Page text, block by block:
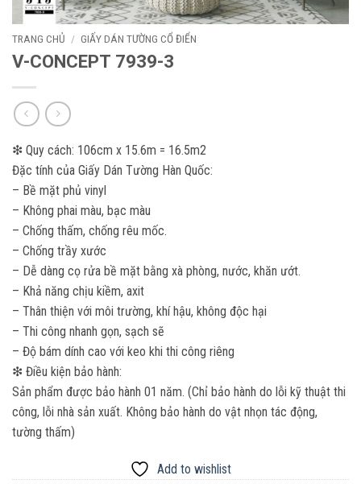
TRANG CHỦ / GIẤY DÁN TƯỜNG CỔ ĐIỂN
V-CONCEPT 7939-3
❇ Quy cách: 106cm x 15.6m = 16.5m2
Đặc tính của Giấy Dán Tường Hàn Quốc:
– Bề mặt phủ vinyl
– Không phai màu, bạc màu
– Chống thấm, chống rêu mốc.
– Chống trầy xước
– Dễ dàng cọ rửa bề mặt bằng xà phòng, nước, khăn ướt.
– Khả năng chịu kiềm, axit
– Thân thiện với môi trường, khí hậu, không độc hại
– Thi công nhanh gọn, sạch sẽ
– Độ bám dính cao với keo khi thi công riêng
❇ Điều kiện bảo hành:
Sản phẩm được bảo hành 01 năm. (Chỉ bảo hành do lỗi kỹ thuật thi
công, lỗi nhà sản xuất. Không bảo hành do vật nhọn tác động,
tường thấm)
Add to wishlist